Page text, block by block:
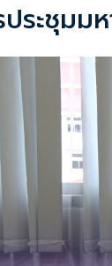
ประชุมม